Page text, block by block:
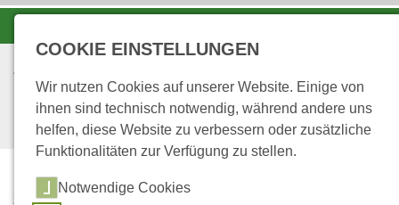
STARTSEITE
...
COOKIE EINSTELLUNGEN
Wir nutzen Cookies auf unserer Website. Einige von
ihnen sind technisch notwendig, während andere uns
helfen, diese Website zu verbessern oder zusätzliche
Funktionalitäten zur Verfügung zu stellen.
Notwendige Cookies